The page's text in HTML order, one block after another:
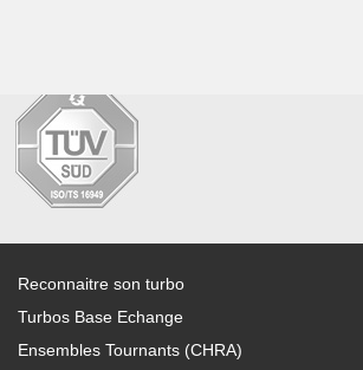
Reconnaitre son turbo
Turbos Base Echange
Ensembles Tournants (CHRA)